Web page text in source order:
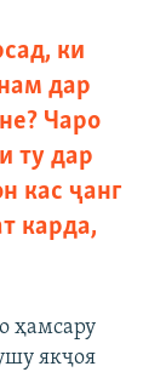
ки
дар
Чаро
ту дар
кас ҷанг
карда,
ҳамсару
якҷоя